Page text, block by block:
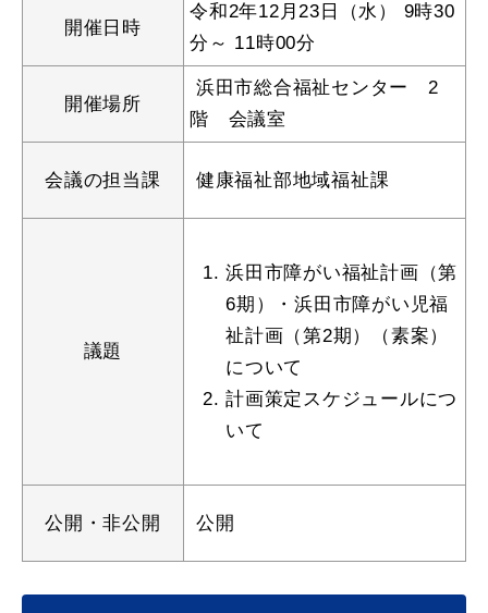
教育・文化・スポーツ
移住・定住（はまだぐらし）
観光・飲食
開催日時
令和2年12月23日（水） 9時30
分～ 11時00分
開催場所
浜田市総合福祉センター 2
階 会議室
会議の担当課 健康福祉部地域福祉課
議題
浜田市障がい福祉計画（第
6期）・浜田市障がい児福
祉計画（第2期）（素案）
について
計画策定スケジュールにつ
いて
公開・非公開 公開